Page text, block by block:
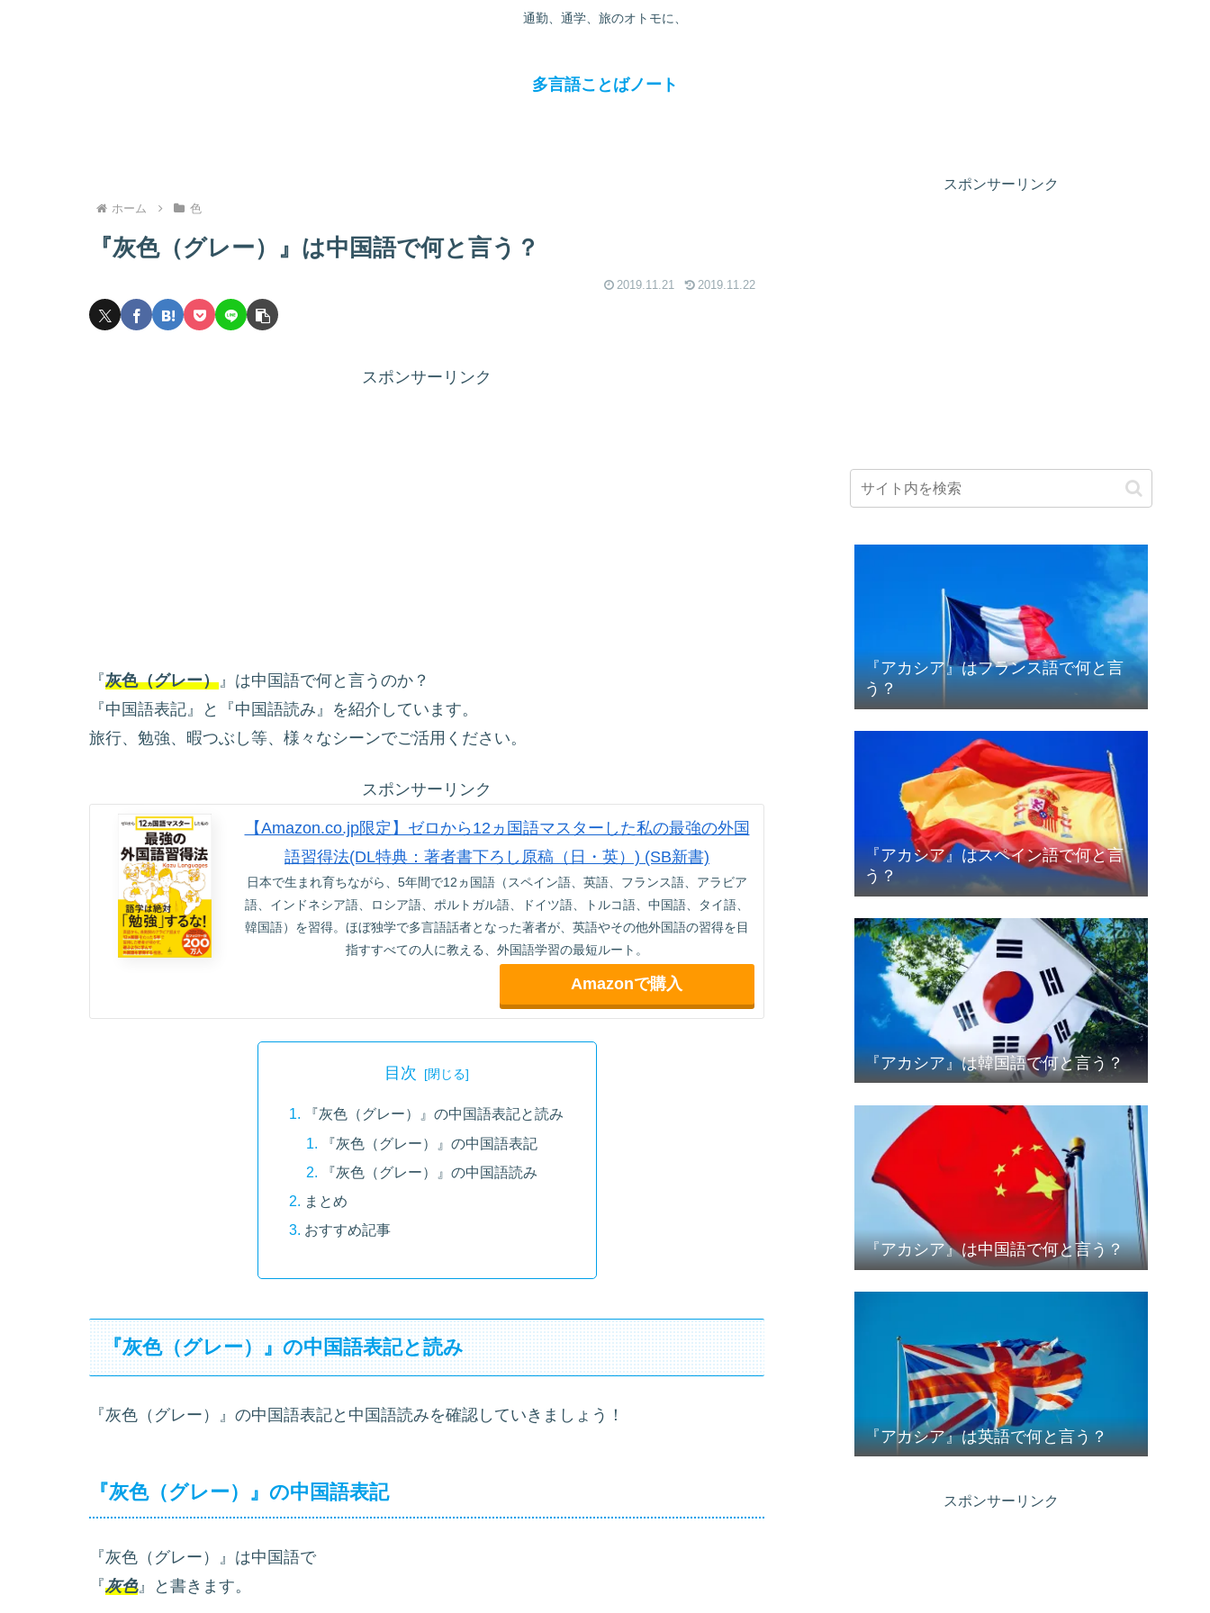
通勤、通学、旅のオトモに、
多言語ことばノート
ホーム 色
『灰色（グレー）』は中国語で何と言う？
2019.11.21 2019.11.22
スポンサーリンク
『灰色（グレー） 』は中国語で何と言うのか？
『中国語表記』と『中国語読み』を紹介しています。
旅行、勉強、暇つぶし等、様々なシーンでご活用ください。
スポンサーリンク
【Amazon.co.jp限定】ゼロから12ヵ国語マスターした私の最強の外国
語習得法(DL特典：著者書下ろし原稿（日・英）) (SB新書)
日本で生まれ育ちながら、5年間で12ヵ国語（スペイン語、英語、フランス語、アラビア
語、インドネシア語、ロシア語、ポルトガル語、ドイツ語、トルコ語、中国語、タイ語、
韓国語）を習得。ほぼ独学で多言語話者となった著者が、英語やその他外国語の習得を目
指すすべての人に教える、外国語学習の最短ルート。
Amazonで購入
目次
『灰色（グレー）』の中国語表記と読み
『灰色（グレー）』の中国語表記
『灰色（グレー）』の中国語読み
まとめ
おすすめ記事
『灰色（グレー）』の中国語表記と読み
『灰色（グレー）』の中国語表記と中国語読みを確認していきましょう！
『灰色（グレー）』の中国語表記
『灰色（グレー）』は中国語で
『灰色』と書きます。
スポンサーリンク
『アカシア』はフランス語で何と言
う？
『アカシア』はスペイン語で何と言
う？
『アカシア』は韓国語で何と言う？
『アカシア』は中国語で何と言う？
『アカシア』は英語で何と言う？
スポンサーリンク